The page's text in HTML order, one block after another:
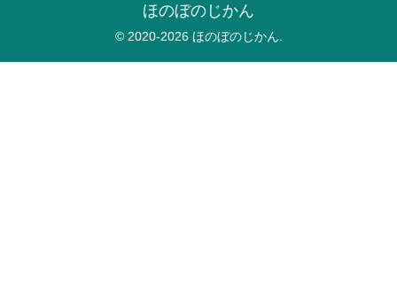
ほのぼのじかん
© 2020-2026 ほのぼのじかん.